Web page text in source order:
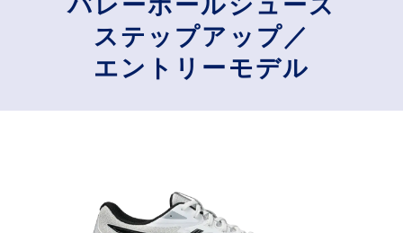
バレーボールシューズ
ステップアップ／
エントリーモデル